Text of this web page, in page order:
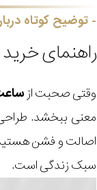
توضیح کوتاه
راهنمای
وقتی صحبت از
معنی ببخشد.
اصالت و فشن
سبک زندگی است.